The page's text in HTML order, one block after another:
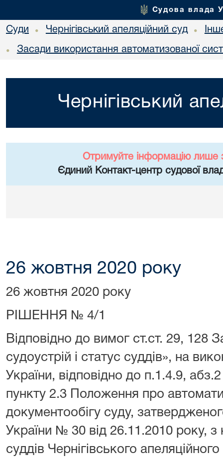
Судова влада
Суди • Чернігівський апеляційний суд •
• Засади використання автоматизованої
Чернігівський
Отримуйте інформацію лише
Єдиний Контакт-центр судової
26 жовтня 2020 року
26 жовтня 2020 року
РІШЕННЯ № 4/1
Відповідно до вимог ст.ст. 29, 128
судоустрій і статус суддів», на
України, відповідно до п.1.4.9,
пункту 2.3 Положення про
документообігу суду,
України № 30 від 26.11.2010 року,
суддів Чернігівського